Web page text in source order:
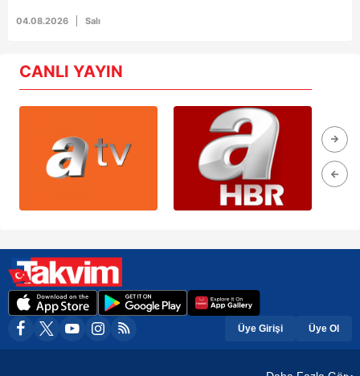
04.08.2026 Salı
CANLI YAYIN
Üye Girişi Üye Ol